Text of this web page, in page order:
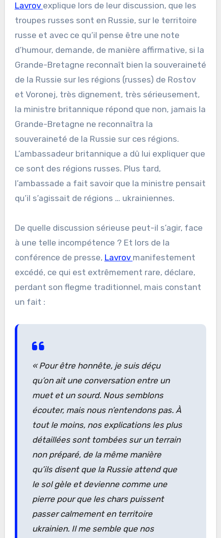
Lavrov explique lors de leur discussion, que les
troupes russes sont en Russie, sur le territoire
russe et avec ce qu’il pense être une note
d’humour, demande, de manière affirmative, si la
Grande-Bretagne reconnaît bien la souveraineté
de la Russie sur les régions (russes) de Rostov
et Voronej, très dignement, très sérieusement,
la ministre britannique répond que non, jamais la
Grande-Bretagne ne reconnaîtra la
souveraineté de la Russie sur ces régions.
L’ambassadeur britannique a dû lui expliquer que
ce sont des régions russes. Plus tard,
l’ambassade a fait savoir que la ministre pensait
qu’il s’agissait de régions … ukrainiennes.
De quelle discussion sérieuse peut-il s’agir, face
à une telle incompétence ? Et lors de la
conférence de presse, Lavrov manifestement
excédé, ce qui est extrêmement rare, déclare,
perdant son flegme traditionnel, mais constant
un fait :
« Pour être honnête, je suis déçu
qu’on ait une conversation entre un
muet et un sourd. Nous semblons
écouter, mais nous n’entendons pas. À
tout le moins, nos explications les plus
détaillées sont tombées sur un terrain
non préparé, de la même manière
qu’ils disent que la Russie attend que
le sol gèle et devienne comme une
pierre pour que les chars puissent
passer calmement en territoire
ukrainien. Il me semble que nos